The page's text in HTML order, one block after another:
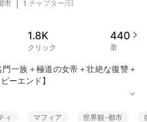
市 1 チャプター/日
1.8K
クリック
440
章
門一族＋極道の女帝＋壮絶な復讐＋
ーエンド】
領として嘱望される「裏社会のプリ
ィ マフィア 世界観-都市